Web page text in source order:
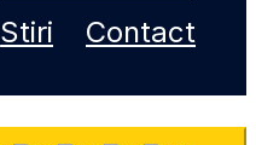
Stiri
Contact